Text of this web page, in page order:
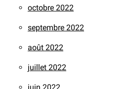
octobre 2022
septembre 2022
août 2022
juillet 2022